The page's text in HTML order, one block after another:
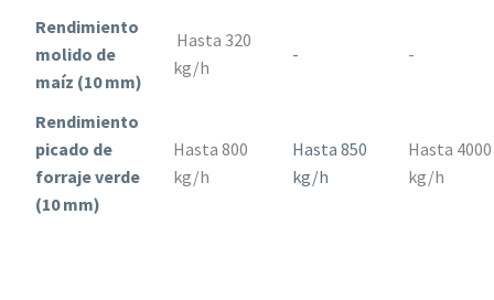
Rendimiento
molido de
maíz (10 mm)
Hasta 320
kg/h
- -
Rendimiento
picado de
forraje verde
(10 mm)
Hasta 800
kg/h
Hasta 850
kg/h
Hasta 4000
kg/h